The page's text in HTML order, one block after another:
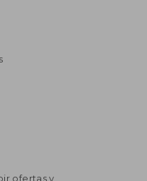
ofertas y